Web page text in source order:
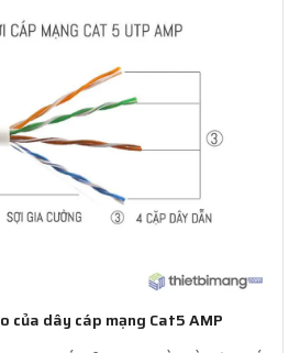
của dây cáp mạng Cat5 AMP